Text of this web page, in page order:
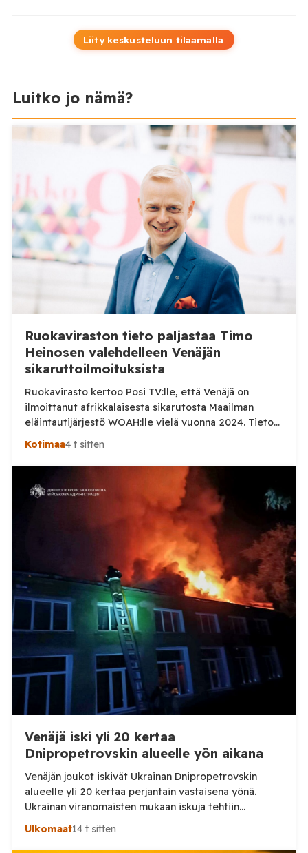
Liity keskusteluun tilaamalla
Luitko jo nämä?
Ruokaviraston tieto paljastaa Timo
Heinosen valehdelleen Venäjän
sikaruttoilmoituksista
Ruokavirasto kertoo Posi TV:lle, että Venäjä on
ilmoittanut afrikkalaisesta sikarutosta Maailman
eläintautijärjestö WOAH:lle vielä vuonna 2024. Tieto
haastaa kokoomuksen kansanedustaja Timo Heinosen
sikaruttoilmoituksista. Suomi on puolestaan
ilmoittanut tuoreesta Virolahden tapauksesta sekä
WOAH:n kautta että suoraan Venäjän
eläinlääkintäviranomaisille. Ruokavirasto kertoi Posi
TV:lle tarkempia tietoja Suomen ensimmäisestä
afrikkalaisen sikaruton tapauksesta sekä
eläintautitietojen vaihdosta […]
Kotimaa4 t sitten
Venäjä iski yli 20 kertaa
Dnipropetrovskin alueelle yön aikana
Venäjän joukot iskivät Ukrainan Dnipropetrovskin
alueelle yli 20 kertaa perjantain vastaisena yönä.
Ukrainan viranomaisten mukaan iskuja tehtiin
drooneilla ja tykistöllä viidelle eri alueelle.
Ulkomaat14 t sitten